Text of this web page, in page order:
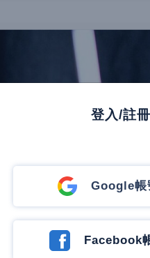
登入/註冊
Google帳
Facebook